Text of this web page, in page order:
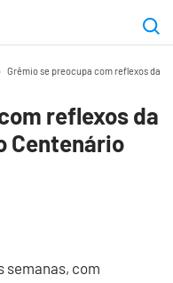
Grêmio se preocupa com reflexos da
reflexos da
Centenário
semanas, com